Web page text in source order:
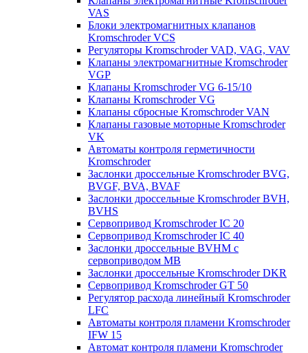
VAS
Блоки электромагнитных клапанов
Kromschroder VCS
Регуляторы Kromschroder VAD, VAG, VAV
Клапаны электромагнитные Kromschroder
VGP
Клапаны Kromschroder VG 6-15/10
Клапаны Kromschroder VG
Клапаны сбросные Kromschroder VAN
Клапаны газовые моторные Kromschroder
VK
Автоматы контроля герметичности
Kromschroder
Заслонки дроссельные Kromschroder BVG,
BVGF, BVA, BVAF
Заслонки дроссельные Kromschroder BVH,
BVHS
Сервопривод Kromschroder IC 20
Сервопривод Kromschroder IC 40
Заслонки дроссельные BVHM с
сервоприводом МВ
Заслонки дроссельные Kromschroder DKR
Cервопривод Kromschroder GT 50
Регулятор расхода линейный Kromschroder
LFC
Автоматы контроля пламени Kromschroder
IFW 15
Автомат контроля пламени Kromschroder